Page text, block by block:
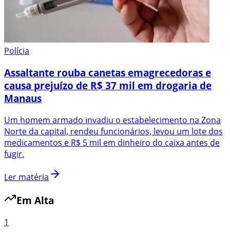
Polícia
Assaltante rouba canetas emagrecedoras e
causa prejuízo de R$ 37 mil em drogaria de
Manaus
Um homem armado invadiu o estabelecimento na Zona
Norte da capital, rendeu funcionários, levou um lote dos
medicamentos e R$ 5 mil em dinheiro do caixa antes de
fugir.
Ler matéria
Em Alta
1